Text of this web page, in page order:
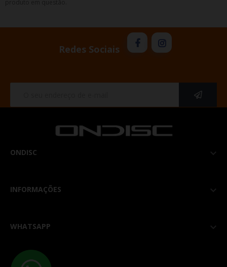
Redes Sociais
ONDISC 
INFORMAÇÕES 
WHATSAPP 